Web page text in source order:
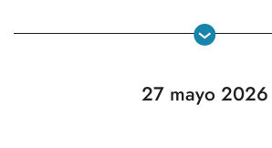
27 mayo 2026